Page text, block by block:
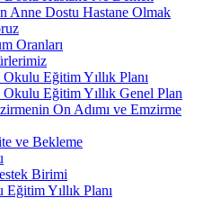
Anne Dostu Hastane Olmak
Oranları
Okulu Eğitim Yıllık Planı
Okulu Eğitim Yıllık Genel Plan
On Adımı ve Emzirme
ve Bekleme
Birimi
Yıllık Planı